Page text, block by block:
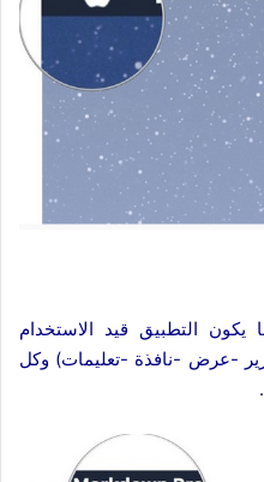
التطبيق قيد الاستخدام
-عرض -نافذة -تعليمات) وكل